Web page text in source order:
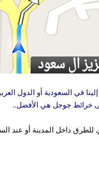
في السعودية أو الدول
خرائط جوجل هي الأفضل..
للطرق داخل المدينة أو عند